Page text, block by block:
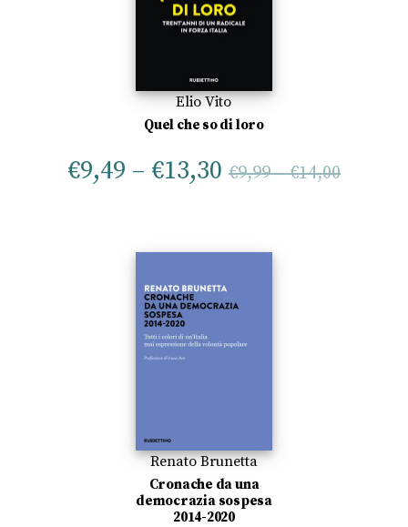
Elio Vito
Quel che so di loro
€9,49 – €13,30 €9,99–€14,00
Renato Brunetta
Cronache da una
democrazia sospesa
2014-2020